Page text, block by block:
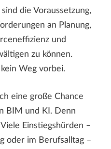
die Voraussetzung,
an Planung,
und
zu können.
Weg vorbei.
eine große Chance
BIM und KI. Denn
Einstiegshürden –
oder im Berufsalltag –